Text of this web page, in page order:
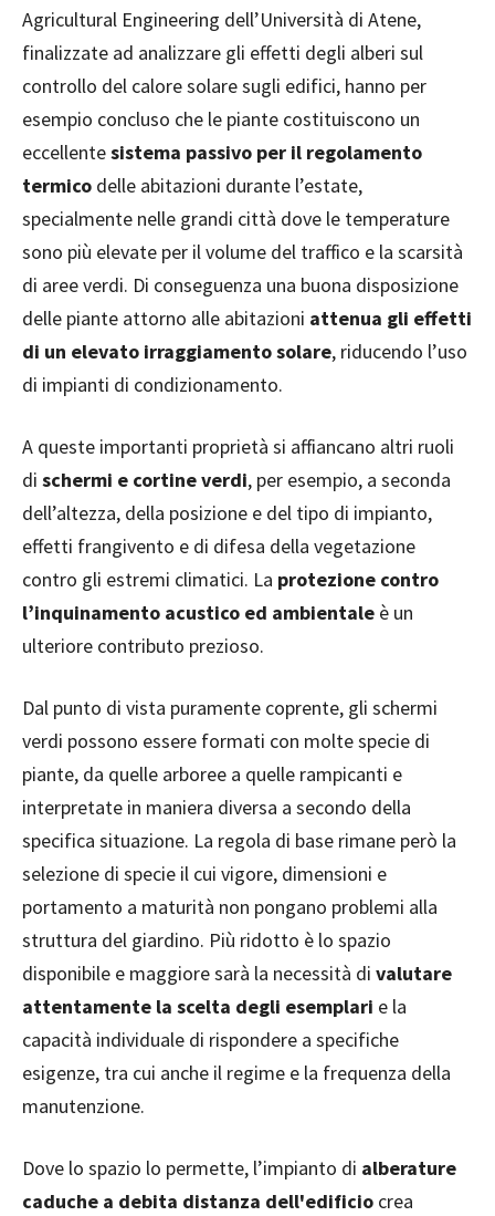
Agricultural Engineering dell’Università di Atene,
finalizzate ad analizzare gli effetti degli alberi sul
controllo del calore solare sugli edifici, hanno per
esempio concluso che le piante costituiscono un
eccellentesistema passivo per il regolamento
termico delle abitazioni durante l’estate,
specialmente nelle grandi città dove le temperature
sono più elevate per il volume del traffico e la scarsità
di aree verdi. Di conseguenza una buona disposizione
delle piante attorno alle abitazioni attenua gli effetti
di un elevato irraggiamento solare, riducendo l’uso
di impianti di condizionamento.
A queste importanti proprietà si affiancano altri ruoli
di schermi e cortine verdi, per esempio, a seconda
dell’altezza, della posizione e del tipo di impianto,
effetti frangivento e di difesa della vegetazione
contro gli estremi climatici. La protezione contro
l’inquinamento acustico ed ambientale è un
ulteriore contributo prezioso.
Dal punto di vista puramente coprente, gli schermi
verdi possono essere formati con molte specie di
piante, da quelle arboree a quelle rampicanti e
interpretate in maniera diversa a secondo della
specifica situazione. La regola di base rimane però la
selezione di specie il cui vigore, dimensioni e
portamento a maturità non pongano problemi alla
struttura del giardino. Più ridotto è lo spazio
disponibile e maggiore sarà la necessità di valutare
attentamente la scelta degli esemplari e la
capacità individuale di rispondere a specifiche
esigenze, tra cui anche il regime e la frequenza della
manutenzione.
Dove lo spazio lo permette, l’impianto di alberature
caduche a debita distanza dell'edificio crea